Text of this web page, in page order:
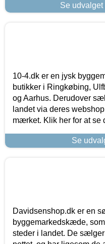
Se
10-4.dk er en jysk
butikker i Ringkøbing,
og Aarhus. Derudover
landet via deres
mærket. Klik her for at se
Se
Davidsenshop.dk er en
byggemarkedskæde,
steder i landet. De